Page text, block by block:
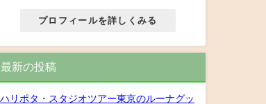
プロフィールを詳しくみる
最新の投稿
ハリポタ・スタジオツアー東京のルーナグッ